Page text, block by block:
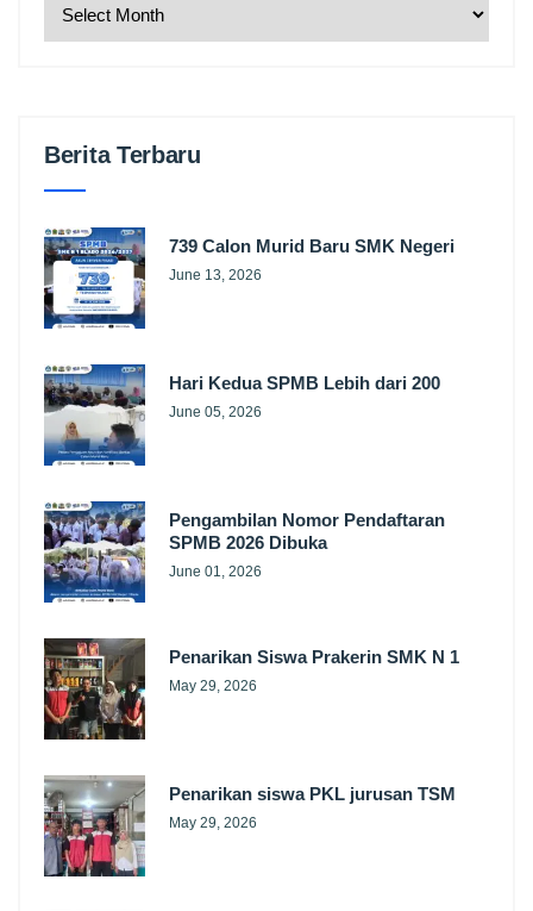
Berita Terbaru
739 Calon Murid Baru SMK Negeri
June 13, 2026
Hari Kedua SPMB Lebih dari 200
June 05, 2026
Pengambilan Nomor Pendaftaran
SPMB 2026 Dibuka
June 01, 2026
Penarikan Siswa Prakerin SMK N 1
May 29, 2026
Penarikan siswa PKL jurusan TSM
May 29, 2026